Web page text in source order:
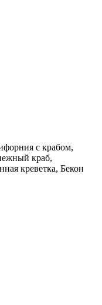
с крабом,
краб,
креветка, Бекон